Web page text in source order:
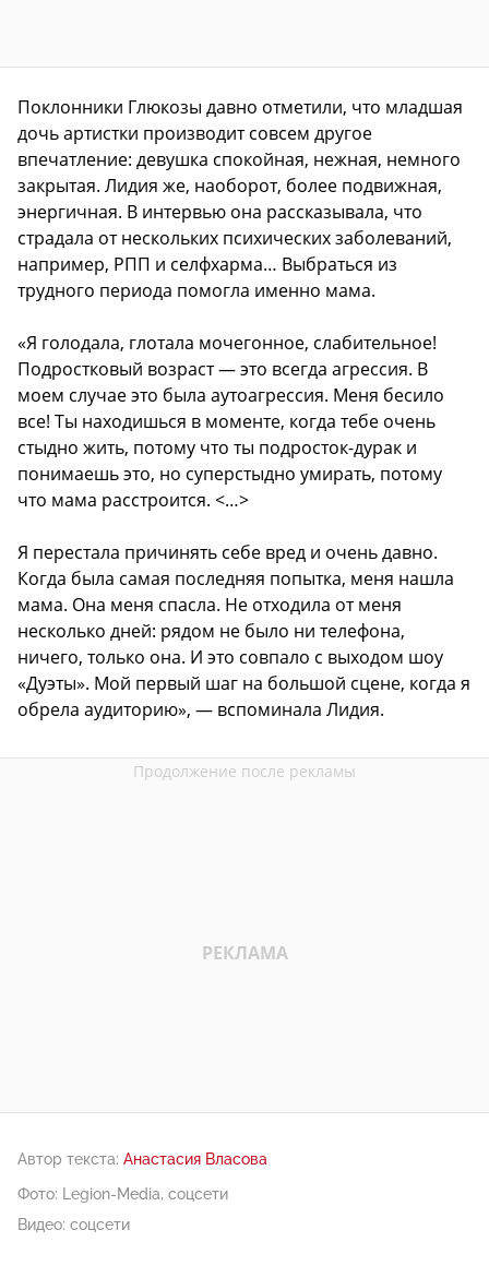
Поклонники Глюкозы давно отметили, что младшая
дочь артистки производит совсем другое
впечатление: девушка спокойная, нежная, немного
закрытая. Лидия же, наоборот, более подвижная,
энергичная. В интервью она рассказывала, что
страдала от нескольких психических заболеваний,
например, РПП и селфхарма… Выбраться из
трудного периода помогла именно мама.
«Я голодала, глотала мочегонное, слабительное!
Подростковый возраст — это всегда агрессия. В
моем случае это была аутоагрессия. Меня бесило
все! Ты находишься в моменте, когда тебе очень
стыдно жить, потому что ты подросток-дурак и
понимаешь это, но суперстыдно умирать, потому
что мама расстроится. <…>
Я перестала причинять себе вред и очень давно.
Когда была самая последняя попытка, меня нашла
мама. Она меня спасла. Не отходила от меня
несколько дней: рядом не было ни телефона,
ничего, только она. И это совпало с выходом шоу
«Дуэты». Мой первый шаг на большой сцене, когда я
обрела аудиторию», — вспоминала Лидия.
Автор текста: Анастасия Власова
Фото: Legion-Media, соцсети
Видео: соцсети